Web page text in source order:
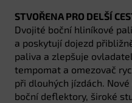
STVOŘENA PRO DELŠÍ
Dvojité boční hliníkové
a poskytují dojezd
paliva a zlepšuje
tempomat a omezovač
při dlouhých jízdách.
boční deflektory, široké